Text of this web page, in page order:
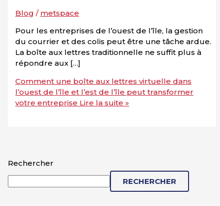
Rechercher
RECHERCHER
Blog / metspace
Pour les entreprises de l’ouest de l’île, la gestion
du courrier et des colis peut être une tâche ardue.
La boîte aux lettres traditionnelle ne suffit plus à
répondre aux […]
Comment une boîte aux lettres virtuelle dans
l’ouest de l’île et l’est de l’île peut transformer
votre entreprise Lire la suite »